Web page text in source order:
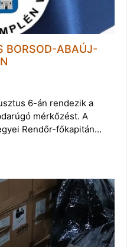
BORSOD-ABAÚJ-
6-án rendezik a
mérkőzést. A
Rendőr-főkapitán…